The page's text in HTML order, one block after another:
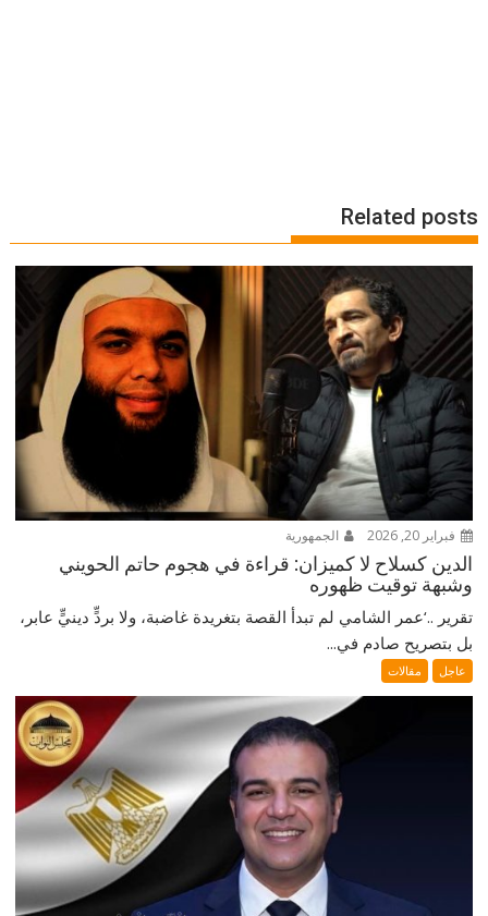
Related posts
فبراير 20, 2026 الجمهورية
الدين كسلاح لا كميزان: قراءة في هجوم حاتم الحويني
وشبهة توقيت ظهوره
تقرير ..‘عمر الشامي لم تبدأ القصة بتغريدة غاضبة، ولا بردٍّ دينيٍّ عابر،
بل بتصريح صادم في...
عاجل مقالات